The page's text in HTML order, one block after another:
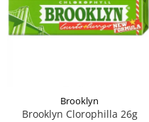
Brooklyn
Brooklyn Clorophilla 26g